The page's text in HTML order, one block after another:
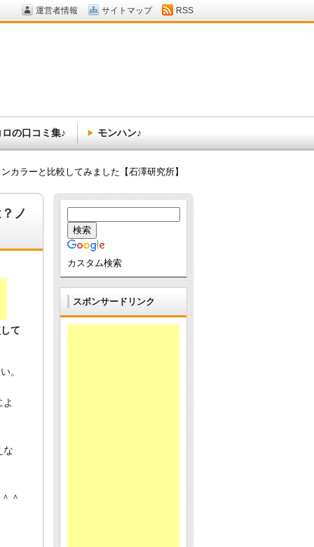
ノ
て
。
な
＾
カスタム検索
スポンサードリンク
ラーと比較してみました【石澤研究所】
の口コミ集♪ モンハン♪
運営者情報 サイトマップ RSS